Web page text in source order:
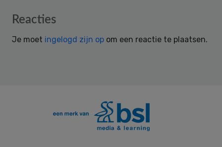
Reader
Reacties
Je moet ingelogd zijn op om een reactie te plaatsen.